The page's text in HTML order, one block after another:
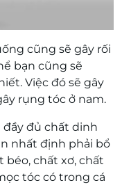
cũng sẽ gây rối
bạn cũng sẽ
Việc đó sẽ gây
rụng tóc ở nam.
đầy đủ chất dinh
nhất định phải bổ
béo, chất xơ, chất
tóc có trong cá